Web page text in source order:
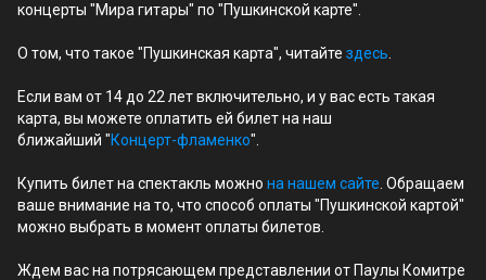
концерты "Мира гитары" по "Пушкинской карте".
О том, что такое "Пушкинская карта", читайте здесь
Если вам от 14 до 22 лет включительно, и у вас есть такая
карта, вы можете оплатить ей билет на наш
ближайший "Концерт-фламенко".
Купить билет на спектакль можно на нашем сайте . Обращаем
ваше внимание на то, что способ оплаты "Пушкинской картой"
можно выбрать в момент оплаты билетов.
Ждем вас на потрясающем представлении от Паулы Комитре